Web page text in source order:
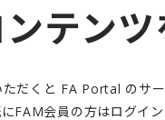
した量子コンピュータ
、各国で量子技術に関
会経済および安全保障
推進する戦略のもと、
テン
だくと FA Portal のサ
にFAM会員の方はログイ